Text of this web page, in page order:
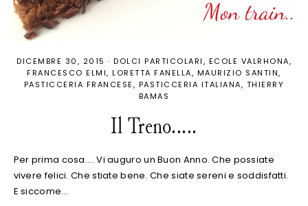
DICEMBRE 30, 2015 · DOLCI PARTICOLARI
ECOLE VALRHONA
FRANCESCO ELMI LORETTA FANELLA
MAURIZIO SANTIN
PASTICCERIA FRANCESE
PASTICCERIA ITALIANA
THIERRY
BAMAS
Il Treno.....
Per prima cosa.... Vi auguro un Buon Anno. Che possiate
vivere felici. Che stiate bene. Che siate sereni e soddisfatti.
E siccome…